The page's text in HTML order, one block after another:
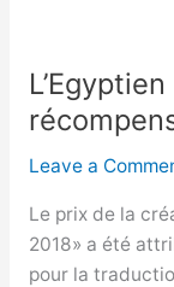
Leave a
Le prix de la
2018» a été
pour la
Sallam
récompensé